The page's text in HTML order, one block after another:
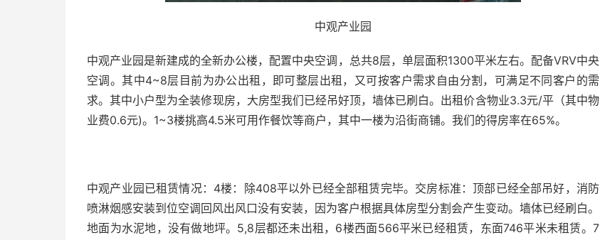
中观产业园
中观产业园是新建成的全新办公楼，配置中央空调，总共8层，单层面积1300平米左右。配备VRV中央
空调。其中4~8层目前为办公出租，即可整层出租，又可按客户需求自由分割，可满足不同客户的需
求。其中小户型为全装修现房，大房型我们已经吊好顶，墙体已刷白。出租价含物业3.3元/平（其中物
业费0.6元)。1~3楼挑高4.5米可用作餐饮等商户，其中一楼为沿街商铺。我们的得房率在65%。
中观产业园已租赁情况：4楼：除408平以外已经全部租赁完毕。交房标准：顶部已经全部吊好，消防
喷淋烟感安装到位空调回风出风口没有安装，因为客户根据具体房型分割会产生变动。墙体已经刷白。
地面为水泥地，没有做地坪。5,8层都还未出租，6楼西面566平米已经租赁，东面746平米未租赁。7